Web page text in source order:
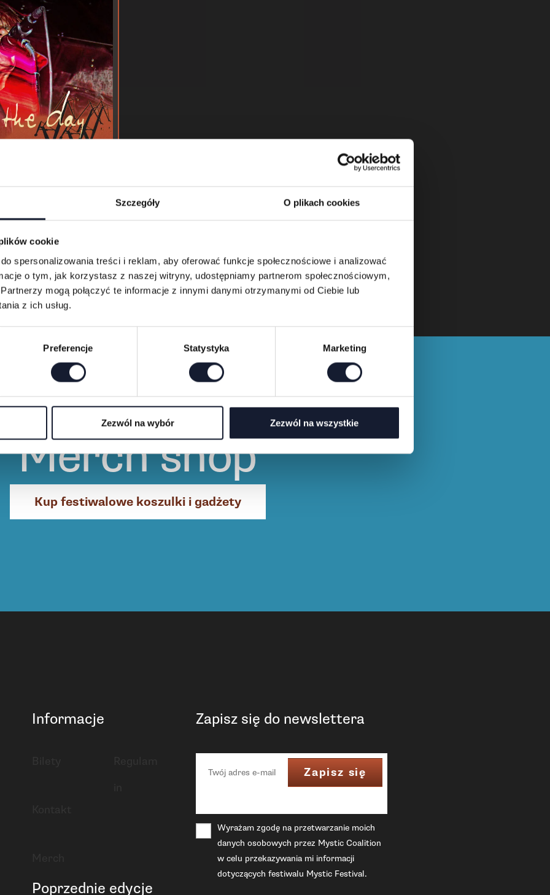
Szczegóły O plikach cookies
cookie
spersonalizowania treści i reklam, aby oferować funkcje społecznościowe i analizować
o tym, jak korzystasz z naszej witryny, udostępniamy partnerom społecznościowym,
mogą połączyć te informacje z innymi danymi otrzymanymi od Ciebie lub
z ich usług.
Preferencje Statystyka Marketing
Zezwól na wybór Zezwól na wszystkie
Day
Merch shop
Kup festiwalowe koszulki i gadżety
Informacje
Poprzednie edycje
Zapisz się do newslettera
Wyrażam zgodę na przetwarzanie moich
danych osobowych przez Mystic Coalition
w celu przekazywania mi informacji
dotyczących festiwalu Mystic Festival.